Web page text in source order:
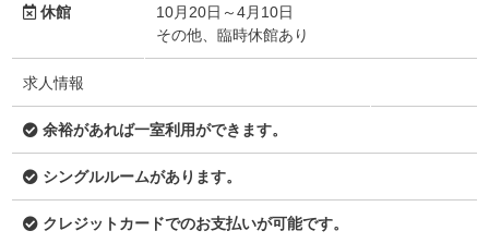
休館
10月20日～4月10日
その他、臨時休館あり
求人情報
余裕があれば一室利用ができます。
シングルルームがあります。
クレジットカードでのお支払いが可能です。